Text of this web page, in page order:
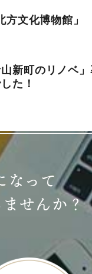
文化博物館」
新町のリノベ
た！
なって
せんか？